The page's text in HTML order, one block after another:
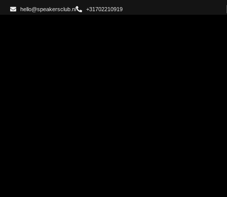
hello@speakersclub.nl +31702210919